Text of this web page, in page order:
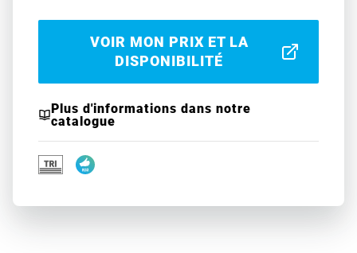
VOIR MON PRIX ET LA
DISPONIBILITÉ
Plus d'informations dans notre
catalogue